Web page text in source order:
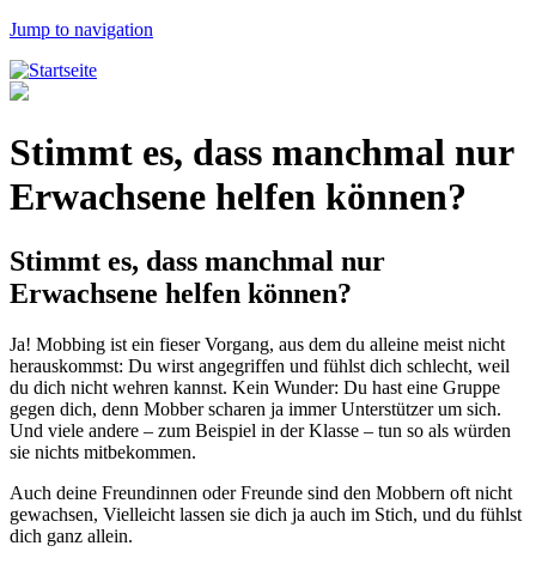
Jump to navigation
Stimmt es, dass manchmal nur
Erwachsene helfen können?
Stimmt es, dass manchmal nur
Erwachsene helfen können?
Ja! Mobbing ist ein fieser Vorgang, aus dem du alleine meist nicht
herauskommst: Du wirst angegriffen und fühlst dich schlecht, weil
du dich nicht wehren kannst. Kein Wunder: Du hast eine Gruppe
gegen dich, denn Mobber scharen ja immer Unterstützer um sich.
Und viele andere – zum Beispiel in der Klasse – tun so als würden
sie nichts mitbekommen.
Auch deine Freundinnen oder Freunde sind den Mobbern oft nicht
gewachsen, Vielleicht lassen sie dich ja auch im Stich, und du fühlst
dich ganz allein.